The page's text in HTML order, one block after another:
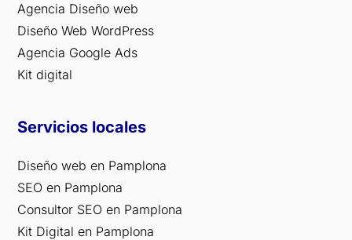
Agencia Diseño web
Diseño Web WordPress
Agencia Google Ads
Kit digital
Servicios locales
Diseño web en Pamplona
SEO en Pamplona
Consultor SEO en Pamplona
Kit Digital en Pamplona